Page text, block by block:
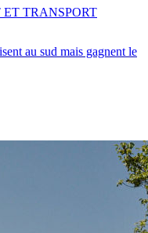
au sud mais gagnent le
TRANSPORT